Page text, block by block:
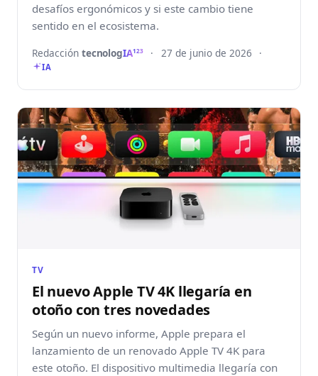
desafíos ergonómicos y si este cambio tiene
sentido en el ecosistema.
Redacción tecnologIA123 · 27 de junio de 2026 ·
IA
TV
El nuevo Apple TV 4K llegaría en
otoño con tres novedades
Según un nuevo informe, Apple prepara el
lanzamiento de un renovado Apple TV 4K para
este otoño. El dispositivo multimedia llegaría con